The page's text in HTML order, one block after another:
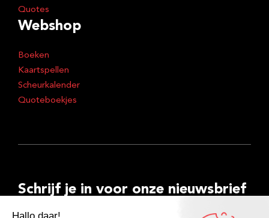
Quotes
Webshop
Boeken
Kaartspellen
Scheurkalender
Quoteboekjes
Schrijf je in voor onze nieuwsbrief